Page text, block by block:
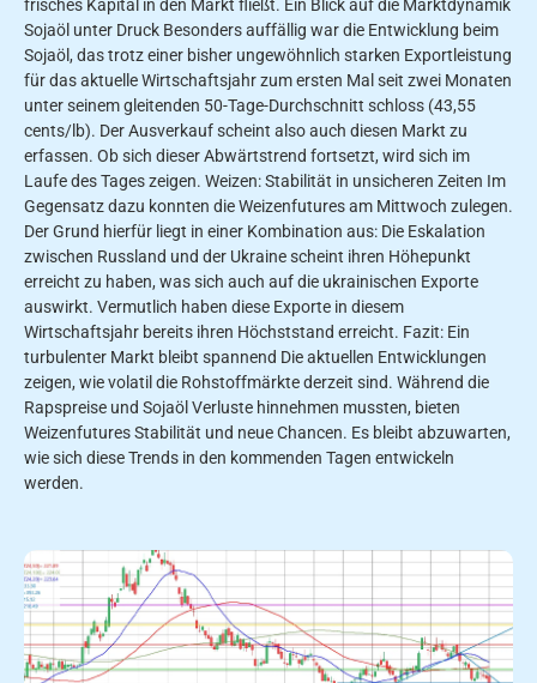
frisches Kapital in den Markt fließt. Ein Blick auf die Marktdynamik
Sojaöl unter Druck Besonders auffällig war die Entwicklung beim
Sojaöl, das trotz einer bisher ungewöhnlich starken Exportleistung
für das aktuelle Wirtschaftsjahr zum ersten Mal seit zwei Monaten
unter seinem gleitenden 50-Tage-Durchschnitt schloss (43,55
cents/lb). Der Ausverkauf scheint also auch diesen Markt zu
erfassen. Ob sich dieser Abwärtstrend fortsetzt, wird sich im
Laufe des Tages zeigen. Weizen: Stabilität in unsicheren Zeiten Im
Gegensatz dazu konnten die Weizenfutures am Mittwoch zulegen.
Der Grund hierfür liegt in einer Kombination aus: Die Eskalation
zwischen Russland und der Ukraine scheint ihren Höhepunkt
erreicht zu haben, was sich auch auf die ukrainischen Exporte
auswirkt. Vermutlich haben diese Exporte in diesem
Wirtschaftsjahr bereits ihren Höchststand erreicht. Fazit: Ein
turbulenter Markt bleibt spannend Die aktuellen Entwicklungen
zeigen, wie volatil die Rohstoffmärkte derzeit sind. Während die
Rapspreise und Sojaöl Verluste hinnehmen mussten, bieten
Weizenfutures Stabilität und neue Chancen. Es bleibt abzuwarten,
wie sich diese Trends in den kommenden Tagen entwickeln
werden.